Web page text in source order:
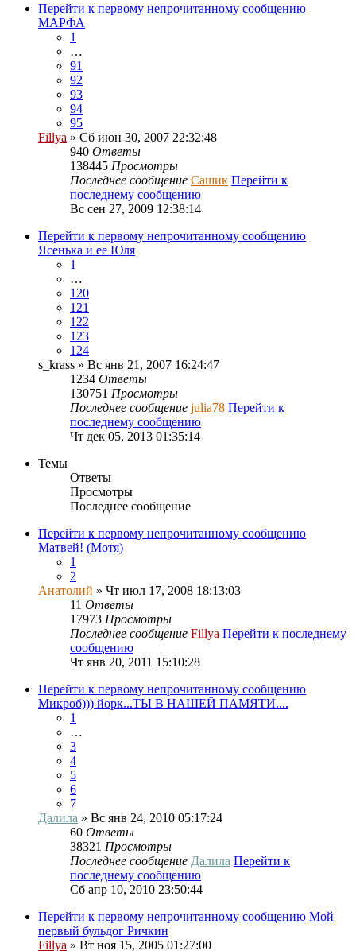
Перейти к первому непрочитанному сообщению
МАРФА
1
…
91
92
93
94
95
Fillya » Сб июн 30, 2007 22:32:48
940 Ответы
138445 Просмотры
Последнее сообщение Сашик Перейти к
последнему сообщению
Вс сен 27, 2009 12:38:14
Перейти к первому непрочитанному сообщению
Ясенька и ее Юля
1
…
120
121
122
123
124
s_krass » Вс янв 21, 2007 16:24:47
1234 Ответы
130751 Просмотры
Последнее сообщение julia78 Перейти к
последнему сообщению
Чт дек 05, 2013 01:35:14
Темы
Ответы
Просмотры
Последнее сообщение
Перейти к первому непрочитанному сообщению
Матвей! (Мотя)
1
2
Анатолий » Чт июл 17, 2008 18:13:03
11 Ответы
17973 Просмотры
Последнее сообщение Fillya Перейти к последнему
сообщению
Чт янв 20, 2011 15:10:28
Перейти к первому непрочитанному сообщению
Микроб))) йорк...ТЫ В НАШЕЙ ПАМЯТИ....
1
…
3
4
5
6
7
Далила » Вс янв 24, 2010 05:17:24
60 Ответы
38321 Просмотры
Последнее сообщение Далила Перейти к
последнему сообщению
Сб апр 10, 2010 23:50:44
Перейти к первому непрочитанному сообщению Мой
первый бульдог Ричкин
Fillya » Вт ноя 15, 2005 01:27:00